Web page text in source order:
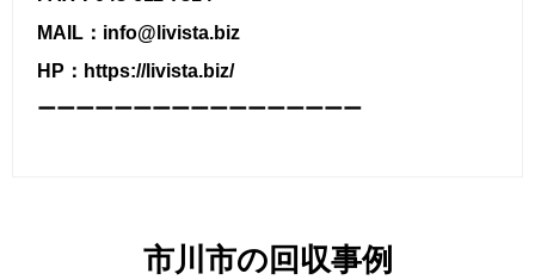
MAIL：info@livista.biz
HP：https://livista.biz/
ーーーーーーーーーーーーーーーーー
市川市の回収事例